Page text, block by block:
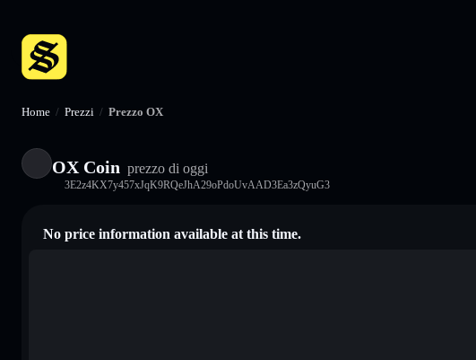
Home / Prezzi / Prezzo OX
OX Coin prezzo di oggi
3E2z4KX7y457xJqK9RQeJhA29oPdoUvAAD3Ea3zQyuG3
No price information available at this time.